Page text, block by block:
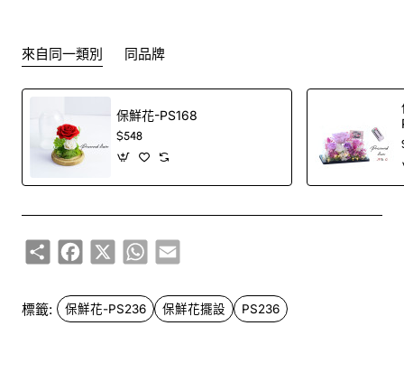
來自同一類別 同品牌
保鮮花-PS168
$548
ShareFacebook
X WhatsApp
Email
標籤: 保鮮花-PS236 保鮮花擺設 PS236